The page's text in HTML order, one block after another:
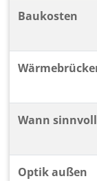
Baukosten
Wann
Optik außen